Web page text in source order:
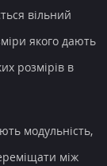
вільний
якого дають
розмірів в
модульність,
між